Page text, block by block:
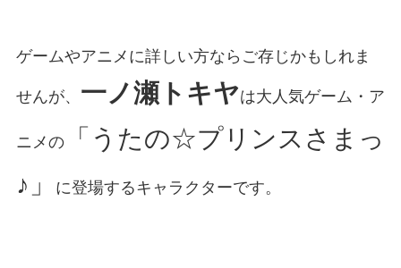
ゲームやアニメに詳しい方ならご存じかもしれま
せんが、 一ノ瀬トキヤは大人気ゲーム・ア
ニメの「うたの☆プリンスさまっ
♪」
に登場するキャラクターです。